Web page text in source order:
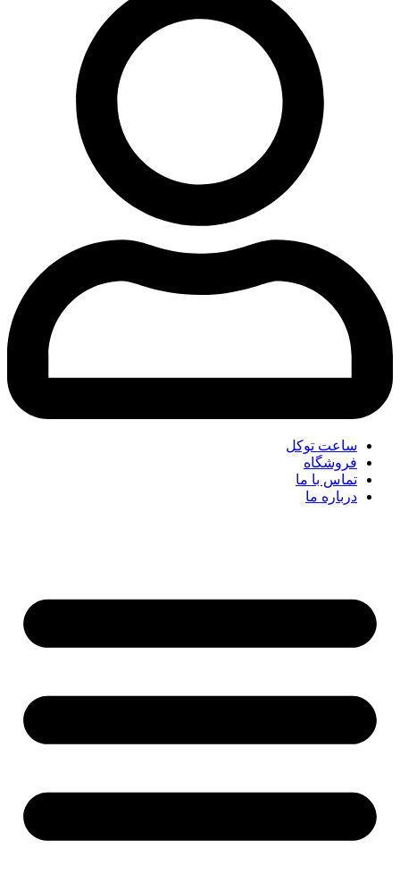
ساعت توکل
فروشگاه
تماس با ما
درباره ما